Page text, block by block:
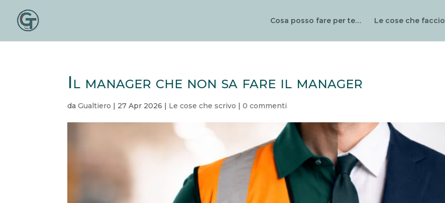
Cosa posso fare per te… Le cose che faccio
Il manager che non sa fare il manager
daGualtiero | 27 Apr 2026 | Le cose che scrivo |0 commenti